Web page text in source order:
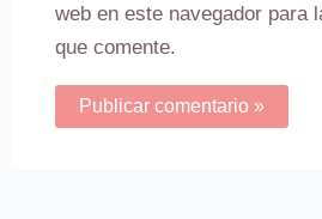
web en este navegador para
que comente.